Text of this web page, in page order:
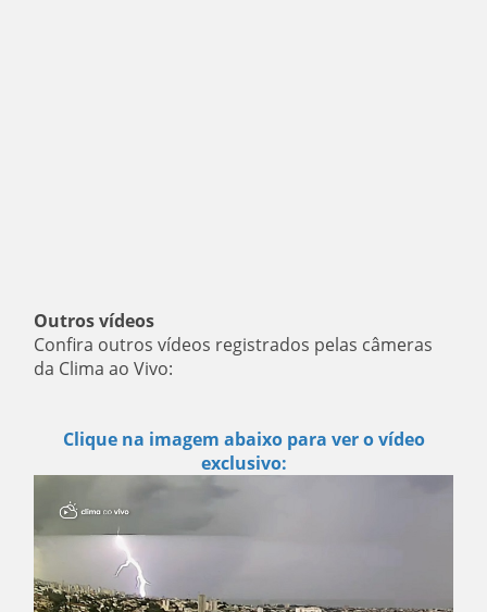
Outros vídeos
Confira outros vídeos registrados pelas câmeras
da Clima ao Vivo:
Clique na imagem abaixo para ver o vídeo
exclusivo: